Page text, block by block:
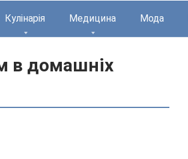
Кулінарія Медицина Мода
в домашніх